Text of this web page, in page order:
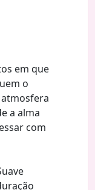
em que
o
a alma
com